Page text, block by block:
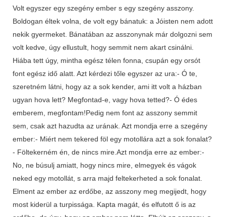
Volt egyszer egy szegény ember s egy szegény asszony.
Boldogan éltek volna, de volt egy bánatuk: a Jóisten nem adott
nekik gyermeket. Bánatában az asszonynak már dolgozni sem
volt kedve, úgy ellustult, hogy semmit nem akart csinálni.
Hiába tett úgy, mintha egész télen fonna, csupán egy orsót
font egész idő alatt. Azt kérdezi tőle egyszer az ura:- Ó te,
szeretném látni, hogy az a sok kender, ami itt volt a házban
ugyan hova lett? Megfontad-e, vagy hova tetted?- Ó édes
emberem, megfontam!Pedig nem font az asszony semmit
sem, csak azt hazudta az urának. Azt mondja erre a szegény
ember:- Miért nem tekered föl egy motollára azt a sok fonalat?
- Föltekerném én, de nincs mire.Azt mondja erre az ember:-
No, ne búsulj amiatt, hogy nincs mire, elmegyek és vágok
neked egy motollát, s arra majd feltekerheted a sok fonalat.
Elment az ember az erdőbe, az asszony meg megijedt, hogy
most kiderül a turpissága. Kapta magát, és elfutott ő is az